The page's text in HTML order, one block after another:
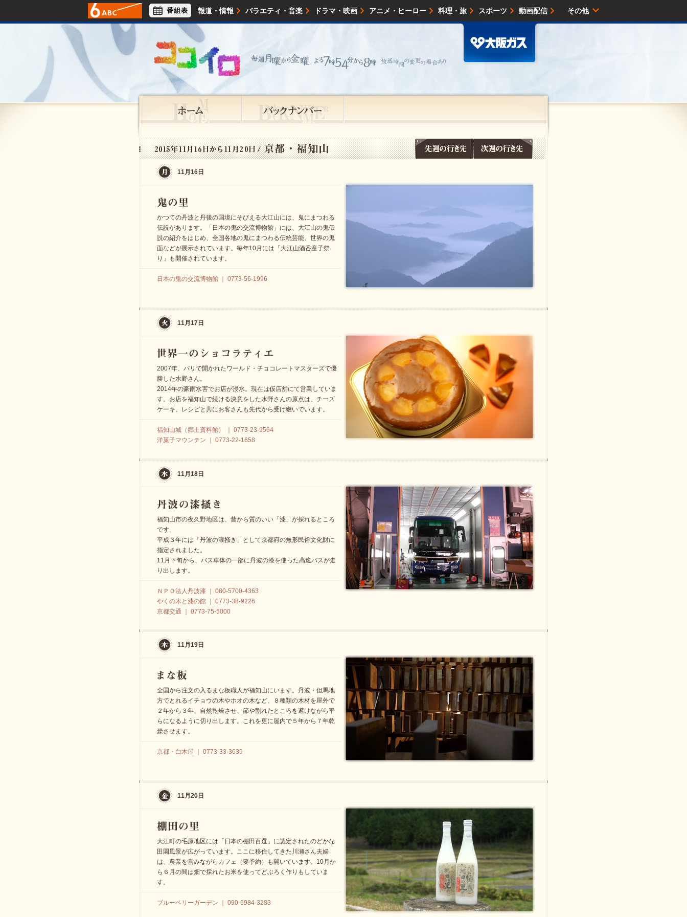
報道・情報 バラエティ・音楽 ドラマ・映画 アニメ・ヒーロー 料理・旅 スポーツ 動画配信
アナウンサー ライフスタイル
番組表 その他
11月16日
かつての丹波と丹後の国境にそびえる大江山には、鬼にまつわる
伝説があります。「日本の鬼の交流博物館」には、大江山の鬼伝
説の紹介をはじめ、全国各地の鬼にまつわる伝統芸能、世界の鬼
面などが展示されています。毎年10月には「大江山酒呑童子祭
り」も開催されています。
日本の鬼の交流博物館 ｜ 0773-56-1996
11月17日
2007年、パリで開かれたワールド・チョコレートマスターズで優
勝した水野さん。
2014年の豪雨水害でお店が浸水。現在は仮店舗にて営業していま
す。お店を福知山で続ける決意をした水野さんの原点は、チーズ
ケーキ。レシピと共にお客さんも先代から受け継いでいます。
福知山城（郷土資料館） ｜ 0773-23-9564
洋菓子マウンテン ｜ 0773-22-1658
11月18日
福知山市の夜久野地区は、昔から質のいい「漆」が採れるところ
です。
平成３年には「丹波の漆掻き」として京都府の無形民俗文化財に
指定されました。
11月下旬から、バス車体の一部に丹波の漆を使った高速バスが走
り出します。
ＮＰＯ法人丹波漆 ｜ 080-5700-4363
やくの木と漆の館 ｜ 0773-38-9226
京都交通 ｜ 0773-75-5000
11月19日
全国から注文の入るまな板職人が福知山にいます。丹波・但馬地
方でとれるイチョウの木やホオの木など、８種類の木材を屋外で
２年から３年、自然乾燥させ、節や割れたところを避けながら平
らになるように切り出します。これを更に屋内で５年から７年乾
燥させます。
京都・白木屋 ｜ 0773-33-3639
11月20日
大江町の毛原地区には「日本の棚田百選」に認定されたのどかな
田園風景が広がっています。ここに移住してきた川瀬さん夫婦
は、農業を営みながらカフェ（要予約）も開いています。10月か
ら６月の間は畑で採れたお米を使ってどぶろく作りもしていま
す。
ブルーベリーガーデン ｜ 090-6984-3283